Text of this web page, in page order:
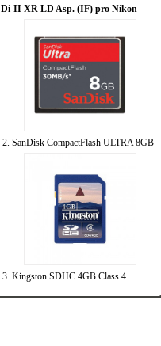
Di-II XR LD Asp. (IF) pro Nikon
2. SanDisk CompactFlash ULTRA 8GB
3. Kingston SDHC 4GB Class 4